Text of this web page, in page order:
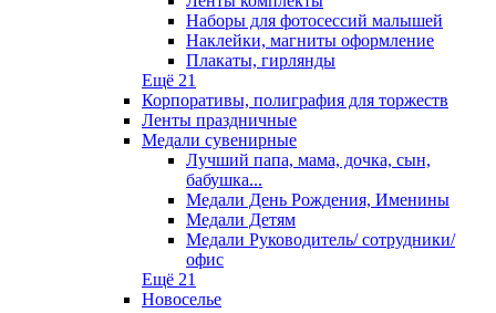
Наборы для фотосессий малышей
Наклейки, магниты оформление
Плакаты, гирлянды
Ещё 21
Корпоративы, полиграфия для торжеств
Ленты праздничные
Медали сувенирные
Лучший папа, мама, дочка, сын,
бабушка...
Медали День Рождения, Именины
Медали Детям
Медали Руководитель/ сотрудники/
офис
Ещё 21
Новоселье